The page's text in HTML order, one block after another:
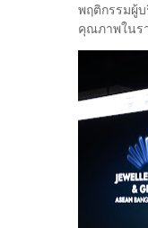
พฤติกรรมผู้
คุณภาพในร